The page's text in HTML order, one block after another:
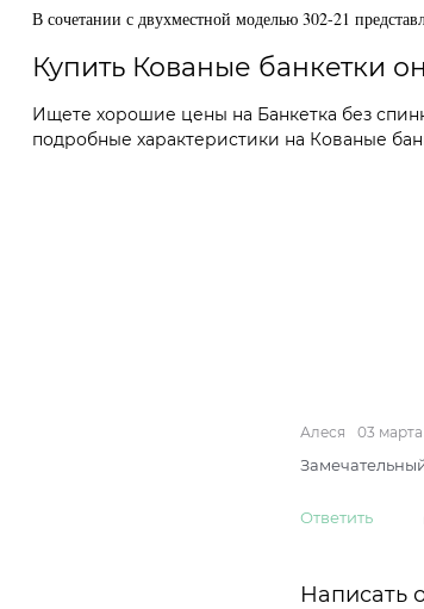
В сочетании с двухместной моделью 302-21
Купить Кованые банкетки
Ищете хорошие цены на Банкетка без
подробные характеристики на Кованые
Алеся 03 марта
Ответить
Написать